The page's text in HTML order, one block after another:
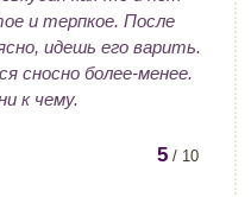
и терпкое. После
идешь его варить.
сносно более-менее.
к чему.
5 / 10